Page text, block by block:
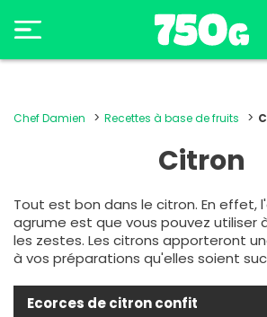
Chef Damien Recettes à base de fruits
Citron
Tout est bon dans le citron. En effet,
agrume est que vous pouvez utiliser
les zestes. Les citrons apporteront
à vos préparations qu'elles soient
Ecorces de citron confit